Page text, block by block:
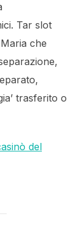
Tar slot
che
trasferito o
del